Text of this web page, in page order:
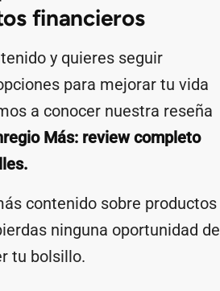
financieros
y quieres seguir
para mejorar tu vida
a conocer nuestra reseña
Más: review completo
contenido sobre productos
ninguna oportunidad de
tu bolsillo.